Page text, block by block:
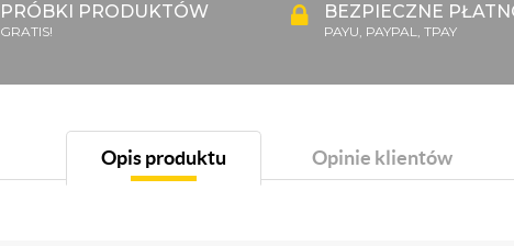
PRÓBKI PRODUKTÓW
GRATIS!
BEZPIECZNE
PAYU, PAYPAL, TPAY
Opis produktu Opinie klientów